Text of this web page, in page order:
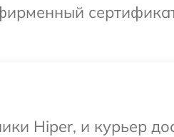
Hiper, и курьер